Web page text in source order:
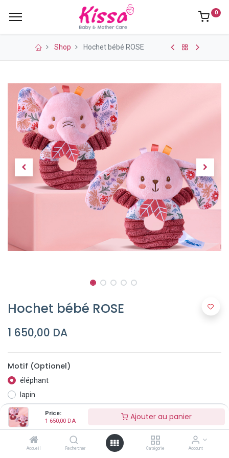
Price:
1 650,00 DA Ajouter au panier
Accueil Rechercher Catégorie Account
0
Shop Hochet bébé ROSE
Hochet bébé ROSE
1 650,00 DA
Motif (Optionel)
éléphant
lapin
Ajouter au panier